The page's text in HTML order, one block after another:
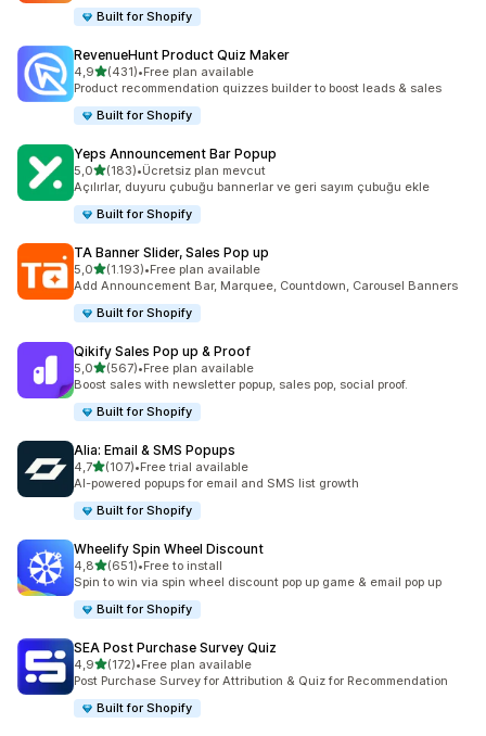
Built for Shopify
RevenueHunt Product Quiz Maker
4,95 yıldız üzerinden
(431)
toplam 431 değerlendirme
•Free plan available
Product recommendation quizzes builder to boost leads & sales
Built for Shopify
Yeps Announcement Bar Popup
5,05 yıldız üzerinden
(183)
toplam 183 değerlendirme
•Ücretsiz plan mevcut
Açılırlar, duyuru çubuğu bannerlar ve geri sayım çubuğu ekle
Built for Shopify
TA Banner Slider, Sales Pop up
5,05 yıldız üzerinden
(1.193)
toplam 1193 değerlendirme
•Free plan available
Add Announcement Bar, Marquee, Countdown, Carousel Banners
Built for Shopify
Qikify Sales Pop up & Proof
5,05 yıldız üzerinden
(567)
toplam 567 değerlendirme
•Free plan available
Boost sales with newsletter popup, sales pop, social proof.
Built for Shopify
Alia: Email & SMS Popups
4,75 yıldız üzerinden
(107)
toplam 107 değerlendirme
•Free trial available
AI-powered popups for email and SMS list growth
Built for Shopify
Wheelify Spin Wheel Discount
4,85 yıldız üzerinden
(651)
toplam 651 değerlendirme
•Free to install
Spin to win via spin wheel discount pop up game & email pop up
Built for Shopify
SEA Post Purchase Survey Quiz
4,95 yıldız üzerinden
(172)
toplam 172 değerlendirme
•Free plan available
Post Purchase Survey for Attribution & Quiz for Recommendation
Built for Shopify